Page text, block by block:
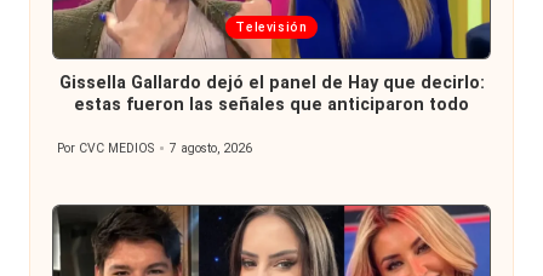
Publicada
en
Televisión
Gissella Gallardo dejó el panel de Hay que decirlo:
estas fueron las señales que anticiparon todo
Publicado
Por CVC MEDIOS 7 agosto, 2026